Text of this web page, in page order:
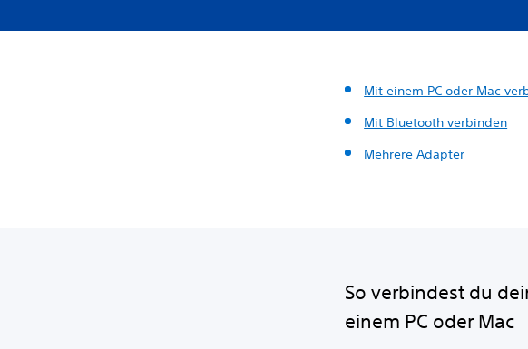
Mit einem PC oder Mac
Mit Bluetooth verbinden
Mehrere Adapter
So verbindest du
einem PC oder Mac